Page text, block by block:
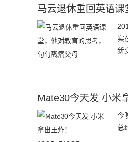
马云退休重回英语
实
新
Mate30今天发 小米
今
总